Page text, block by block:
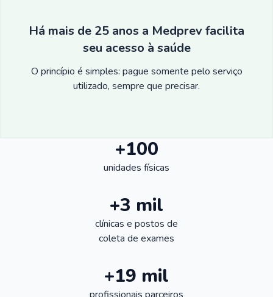
Há mais de 25 anos a Medprev facilita
seu acesso à saúde
O princípio é simples: pague somente pelo serviço
utilizado, sempre que precisar.
+100
unidades físicas
+3 mil
clínicas e postos de
coleta de exames
+19 mil